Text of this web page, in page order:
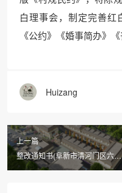
白理事会，制定完善红
《公约》《婚事简办》
Huizang
上一篇
整改通知书(阜新市清河门区六寿
山殡葬服务有限公司)